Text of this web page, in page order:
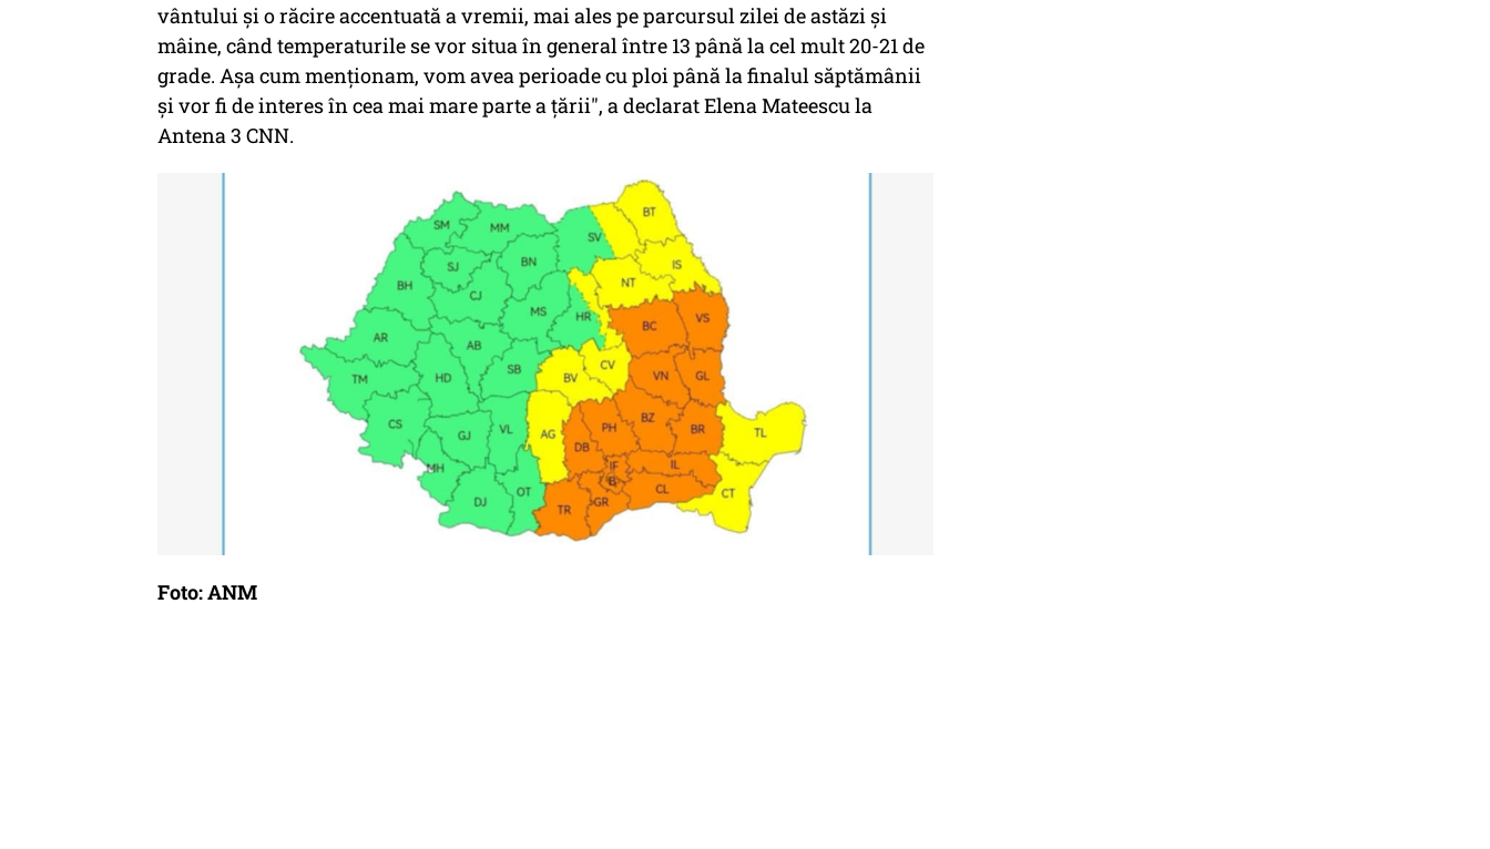
vântului și o răcire accentuată a vremii, mai ales pe parcursul zilei de astăzi și
mâine, când temperaturile se vor situa în general între 13 până la cel mult 20-21 de
grade. Așa cum menționam, vom avea perioade cu ploi până la finalul săptămânii
și vor fi de interes în cea mai mare parte a țării", a declarat Elena Mateescu la
Antena 3 CNN.
Foto: ANM